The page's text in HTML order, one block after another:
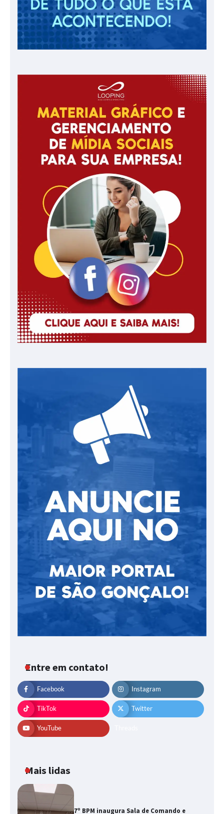
Entre em contato!
Facebook Instagram
TikTok Twitter
YouTube
Mais lidas
7º BPM inaugura Sala de Comando e